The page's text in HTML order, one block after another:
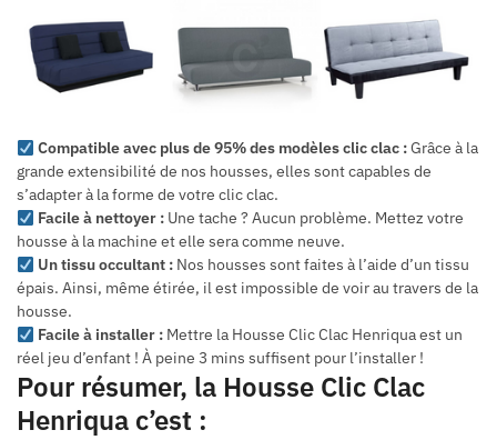
Compatible avec plus de 95% des modèles clic clac :Grâce à la
grande extensibilité de nos housses, elles sont capables de
s’adapter à la forme de votre clic clac.
Facile à nettoyer :Une tache ? Aucun problème. Mettez votre
housse à la machine et elle sera comme neuve.
Un tissu occultant :Nos housses sont faites à l’aide d’un tissu
épais. Ainsi, même étirée, il est impossible de voir au travers de la
housse.
Facile à installer :Mettre la Housse Clic Clac Henriqua est un
réel jeu d’enfant ! À peine 3 mins suffisent pour l’installer !
Pour résumer, la Housse Clic Clac
Henriqua c’est :